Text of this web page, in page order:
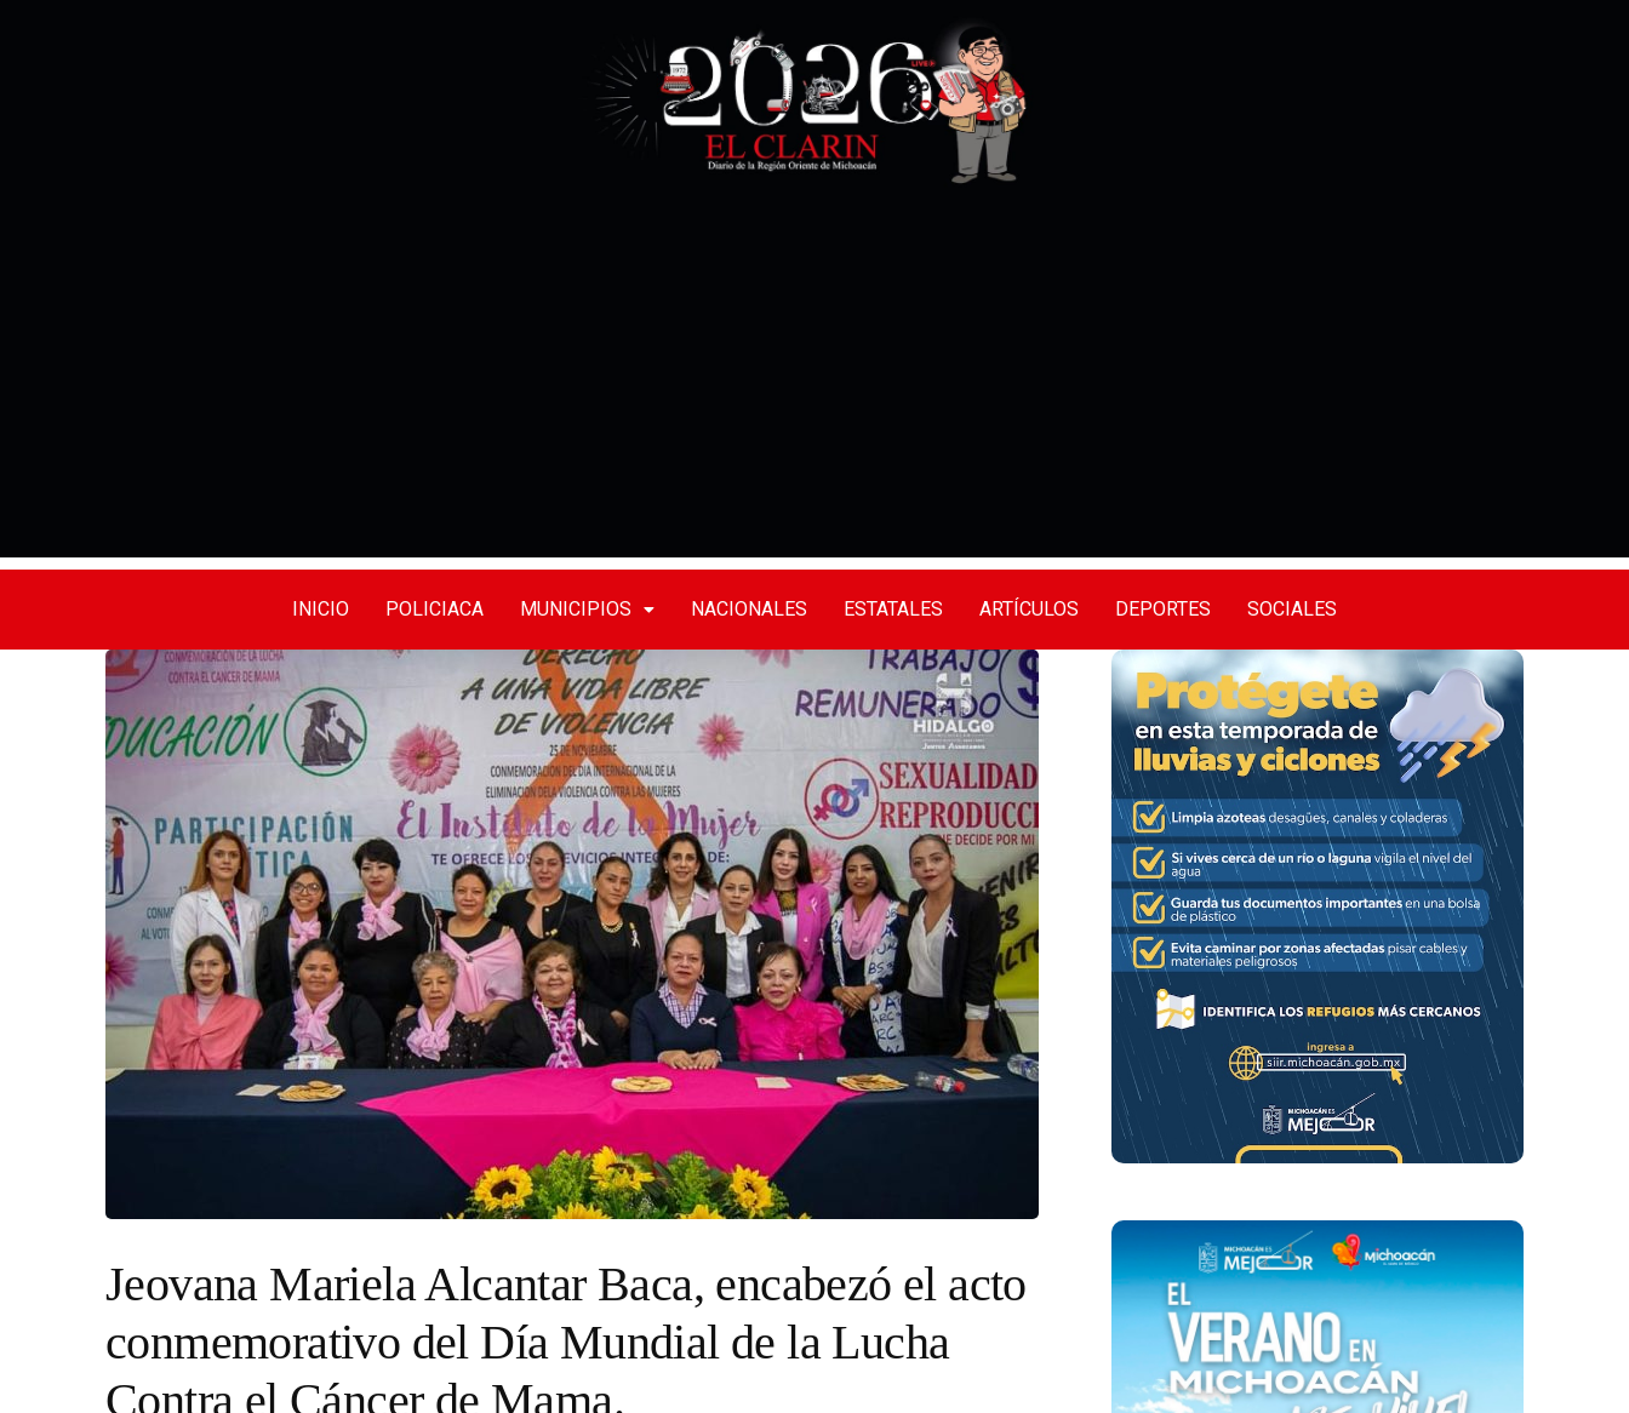
INICIO POLICIACA MUNICIPIOS NACIONALES ESTATALES ARTÍCULOS DEPORTES SOCIALES
Jeovana Mariela Alcantar Baca, encabezó el acto
conmemorativo del Día Mundial de la Lucha
Contra el Cáncer de Mama.